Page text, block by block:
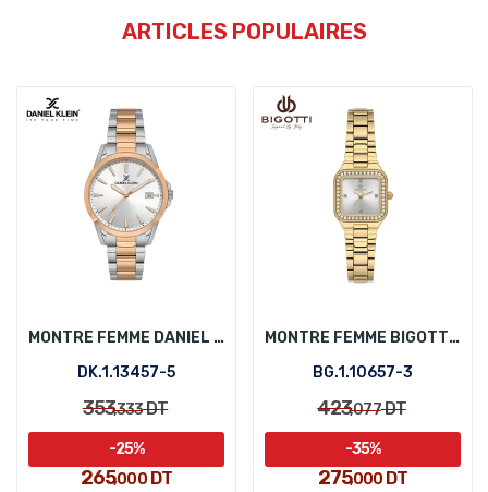
ARTICLES POPULAIRES
MONTRE FEMME DANIEL KLEIN DK.1.13457-5
DK.1.13457-5
353,333DT
265,000DT
-25%
MONTRE FEMME BIGOTTI BG.1.10657-3
BG.1.10657-3
423,077DT
275,000 DT
-35%